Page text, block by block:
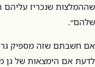
שההמלצות שנכריז עליהם
שלהם״.
אם חשבתם שזה מספיק
לדעת אם הימצאות של גן